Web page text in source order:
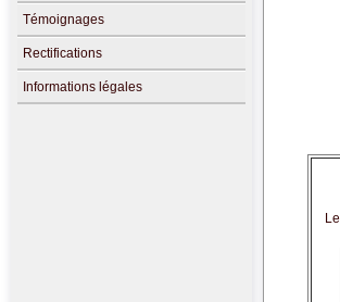
Témoignages
Rectifications
Informations légales
Le